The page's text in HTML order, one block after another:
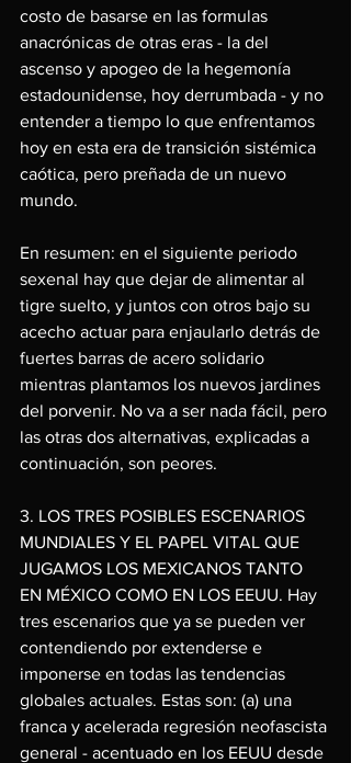
costo de basarse en las formulas
anacrónicas de otras eras - la del
ascenso y apogeo de la hegemonía
estadounidense, hoy derrumbada - y no
entender a tiempo lo que enfrentamos
hoy en esta era de transición sistémica
caótica, pero preñada de un nuevo
mundo.
En resumen: en el siguiente periodo
sexenal hay que dejar de alimentar al
tigre suelto, y juntos con otros bajo su
acecho actuar para enjaularlo detrás de
fuertes barras de acero solidario
mientras plantamos los nuevos jardines
del porvenir. No va a ser nada fácil, pero
las otras dos alternativas, explicadas a
continuación, son peores.
3. LOS TRES POSIBLES ESCENARIOS
MUNDIALES Y EL PAPEL VITAL QUE
JUGAMOS LOS MEXICANOS TANTO
EN MÉXICO COMO EN LOS EEUU. Hay
tres escenarios que ya se pueden ver
contendiendo por extenderse e
imponerse en todas las tendencias
globales actuales. Estas son: (a) una
franca y acelerada regresión neofascista
general - acentuado en los EEUU desde